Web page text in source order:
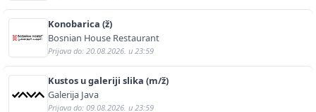
Konobarica (ž)
Bosnian House Restaurant
Prijava do: 20.08.2026. u 23:59
Kustos u galeriji slika (m/ž)
Galerija Java
Prijava do: 09.08.2026. u 23:59